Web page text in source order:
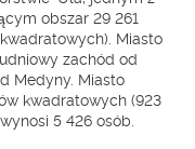
obszar 29 261
Miasto
zachód od
Medyny. Miasto
kwadratowych (923
5 426 osób.